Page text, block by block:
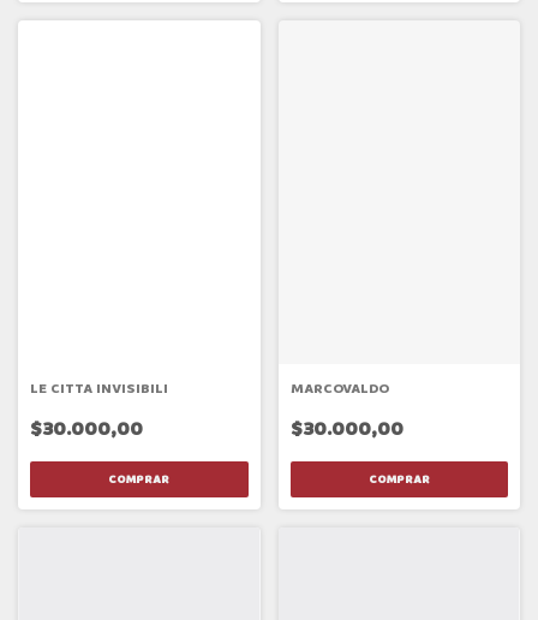
LE CITTA INVISIBILI
$30.000,00
MARCOVALDO
$30.000,00